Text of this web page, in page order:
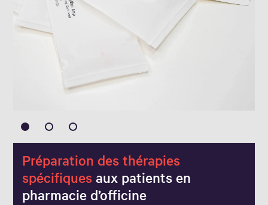
Préparation des thérapies
spécifiques aux patients en
pharmacie d’officine